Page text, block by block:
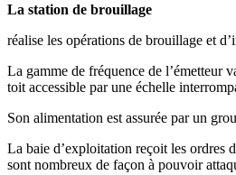
La station de brouillage
réalise les opérations de brouillage et
La gamme de fréquence de l’émetteur
toit accessible par une échelle
Son alimentation est assurée par un
La baie d’exploitation reçoit les ordres
sont nombreux de façon à pouvoir